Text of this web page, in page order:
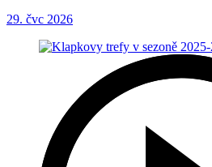
29. čvc 2026